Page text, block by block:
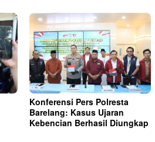
Konferensi Pers Polresta
Barelang: Kasus Ujaran
Kebencian Berhasil Diungkap